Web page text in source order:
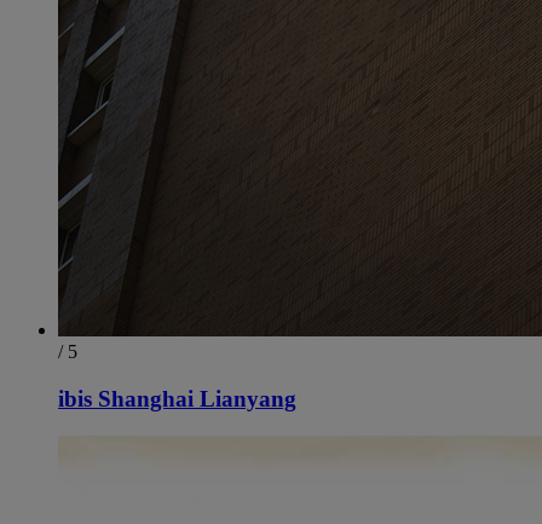
/ 5
ibis Shanghai Lianyang